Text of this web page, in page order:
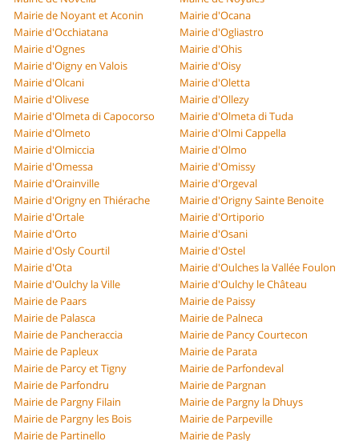
Mairie de Noyant et Aconin
Mairie d'Ocana
Mairie d'Occhiatana
Mairie d'Ogliastro
Mairie d'Ognes
Mairie d'Ohis
Mairie d'Oigny en Valois
Mairie d'Oisy
Mairie d'Olcani
Mairie d'Oletta
Mairie d'Olivese
Mairie d'Ollezy
Mairie d'Olmeta di Capocorso
Mairie d'Olmeta di Tuda
Mairie d'Olmeto
Mairie d'Olmi Cappella
Mairie d'Olmiccia
Mairie d'Olmo
Mairie d'Omessa
Mairie d'Omissy
Mairie d'Orainville
Mairie d'Orgeval
Mairie d'Origny en Thiérache
Mairie d'Origny Sainte Benoite
Mairie d'Ortale
Mairie d'Ortiporio
Mairie d'Orto
Mairie d'Osani
Mairie d'Osly Courtil
Mairie d'Ostel
Mairie d'Ota
Mairie d'Oulches la Vallée Foulon
Mairie d'Oulchy la Ville
Mairie d'Oulchy le Château
Mairie de Paars
Mairie de Paissy
Mairie de Palasca
Mairie de Palneca
Mairie de Pancheraccia
Mairie de Pancy Courtecon
Mairie de Papleux
Mairie de Parata
Mairie de Parcy et Tigny
Mairie de Parfondeval
Mairie de Parfondru
Mairie de Pargnan
Mairie de Pargny Filain
Mairie de Pargny la Dhuys
Mairie de Pargny les Bois
Mairie de Parpeville
Mairie de Partinello
Mairie de Pasly